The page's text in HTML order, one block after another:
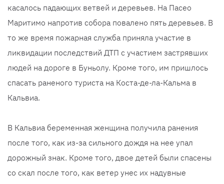
касалось падающих ветвей и деревьев. На Пасео
Маритимо напротив собора повалено пять деревьев. В
то же время пожарная служба приняла участие в
ликвидации последствий ДТП с участием застрявших
людей на дороге в Буньолу. Кроме того, им пришлось
спасать раненого туриста на Коста-де-ла-Кальма в
Кальвиа.
В Кальвиа беременная женщина получила ранения
после того, как из-за сильного дождя на нее упал
дорожный знак. Кроме того, двое детей были спасены
со скал после того, как ветер унес их надувные